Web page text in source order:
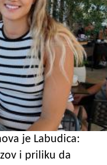
je Labudica:
i priliku da